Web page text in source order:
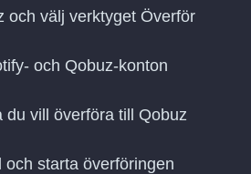
och välj verktyget Överför
och Qobuz-konton
du vill överföra till Qobuz
och starta överföringen